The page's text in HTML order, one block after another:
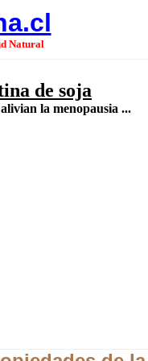
Natural
de soja
la menopausia ...